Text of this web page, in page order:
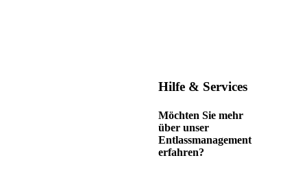
Hilfe & Services
Möchten Sie mehr
über unser
Entlassmanagement
erfahren?